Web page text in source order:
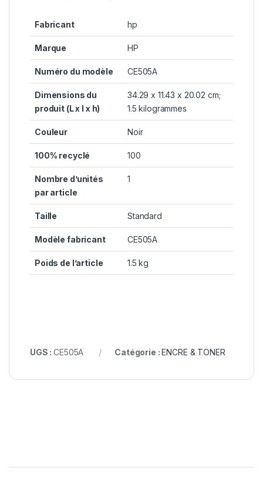
Fabricant hp
Marque HP
Numéro du modèle CE505A
Dimensions du
produit (L x l x h)
34.29 x 11.43 x 20.02 cm;
1.5 kilogrammes
Couleur Noir
100% recyclé 100
Nombre d’unités
par article
1
Taille Standard
Modèle fabricant CE505A
Poids de l’article 1.5 kg
UGS :CE505A Catégorie :ENCRE & TONER